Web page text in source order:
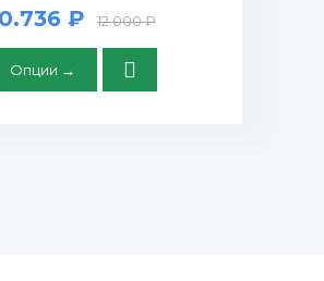
₽ 12.000 ₽
Опции →